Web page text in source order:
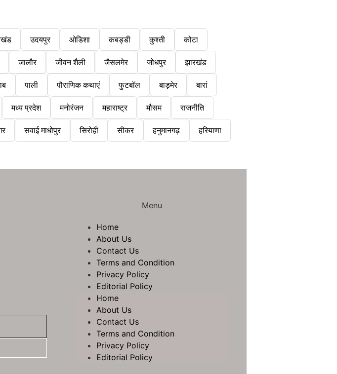
उदयपुर ओडिशा कबड्डी कुश्ती कोटा
जालौर जीवन शैली जैसलमेर जोधपुर झारखंड
पाली पौराणिक कथाएं फुटबॉल बाड़मेर बारां
मध्य प्रदेश मनोरंजन महाराष्ट्र मौसम राजनीति
सवाई माधोपुर सिरोही सीकर हनुमानगढ़ हरियाणा
Menu
Home
About Us
Contact Us
Terms and Condition
Privacy Policy
Editorial Policy
Home
About Us
Contact Us
Terms and Condition
Privacy Policy
Editorial Policy